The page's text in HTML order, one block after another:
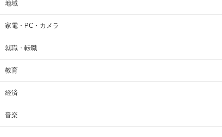
地域
家電・PC・カメラ
就職・転職
教育
経済
音楽